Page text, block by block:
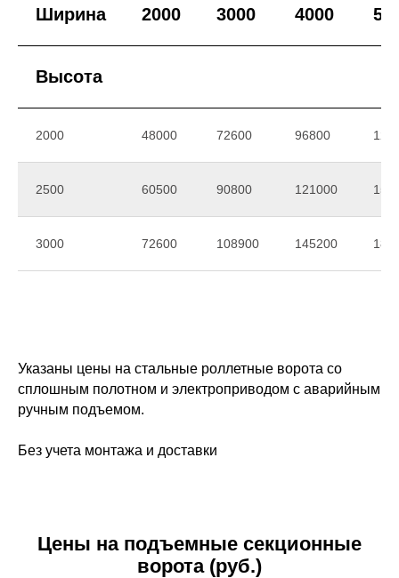
Ширина 2000 3000 4000
Высота
2000 48000 72600 96800
2500 60500 90800 121000
3000 72600 108900 145200
Указаны цены на стальные роллетные ворота со
сплошным полотном и электроприводом с аварийным
ручным подъемом.
Без учета монтажа и доставки
Цены на подъемные секционные
ворота (руб.)